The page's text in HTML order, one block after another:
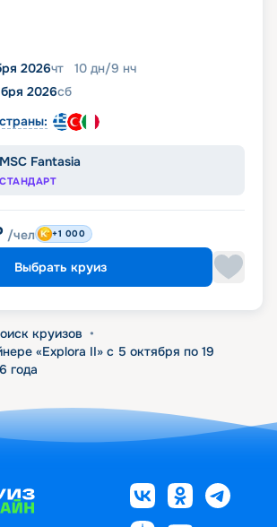
2026чт 10 дн/9 нч
2026сб
MSC Fantasia
СТАНДАРТ
/чел +1 000
Выбрать круиз
круизов •
«Explora II» с 5 октября по 19
года